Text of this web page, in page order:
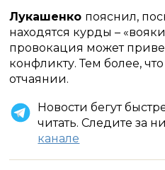
Лукашенко пояснил,
находятся курды –
провокация может
конфликту. Тем более,
отчаянии.
Новости бегут
читать. Следите за
канале